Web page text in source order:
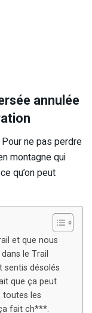
annulée
Pour ne pas perdre
montagne qui
qu’on peut
et que nous
le Trail
sentis désolés
que ça peut
toutes les
fait ch***.